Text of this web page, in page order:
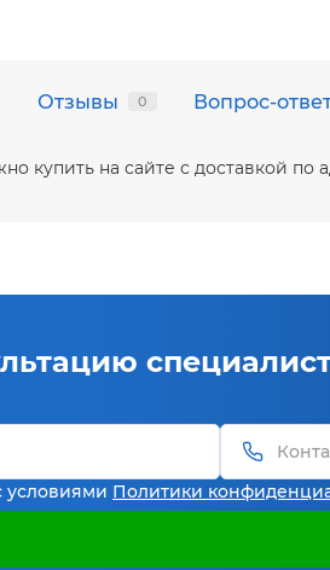
Отзывы 0 Вопрос-
купить на сайте с доставкой
условиями Политики